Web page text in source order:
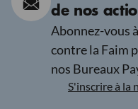
de nos
Abonnez-vous
contre la Faim
nos Bureaux
S'inscrire à la